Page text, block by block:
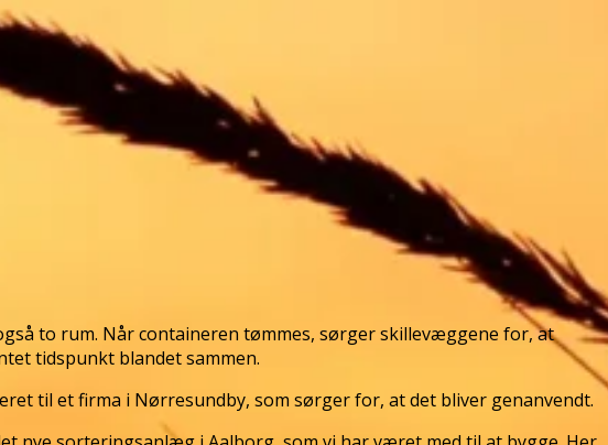
to rum. Når containeren tømmes, sørger skillevæggene for, at
tidspunkt blandet sammen.
til et firma i Nørresundby, som sørger for, at det bliver genanvendt.